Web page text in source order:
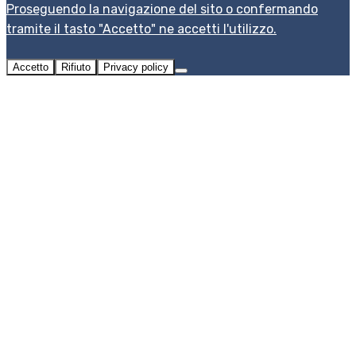
Proseguendo la navigazione del sito o confermando
tramite il tasto "Accetto" ne accetti l'utilizzo.
Accetto Rifiuto Privacy policy